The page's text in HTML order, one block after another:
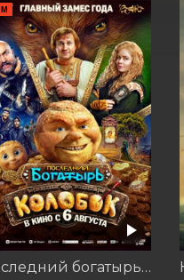
Последний богатырь. Колобок